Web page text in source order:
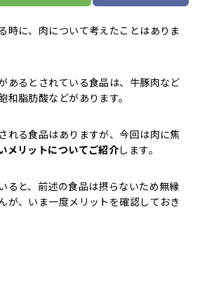
時に、肉について考えたことはありま
あるとされている食品は、牛豚肉など
和脂肪酸などがあります。
れる食品はありますが、今回は肉に焦
メリットについてご紹介します。
ると、前述の食品は摂らないため無縁
が、いま一度メリットを確認しておき